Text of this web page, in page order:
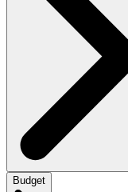
Budget